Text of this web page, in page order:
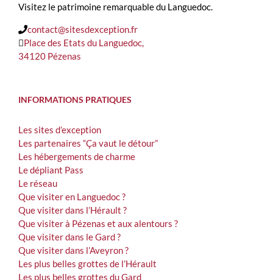
Visitez le patrimoine remarquable du Languedoc.
contact@sitesdexception.fr
Place des Etats du Languedoc,
34120 Pézenas
INFORMATIONS PRATIQUES
Les sites d’exception
Les partenaires “Ça vaut le détour”
Les hébergements de charme
Le dépliant Pass
Le réseau
Que visiter en Languedoc ?
Que visiter dans l’Hérault ?
Que visiter à Pézenas et aux alentours ?
Que visiter dans le Gard ?
Que visiter dans l’Aveyron ?
Les plus belles grottes de l’Hérault
Les plus belles grottes du Gard